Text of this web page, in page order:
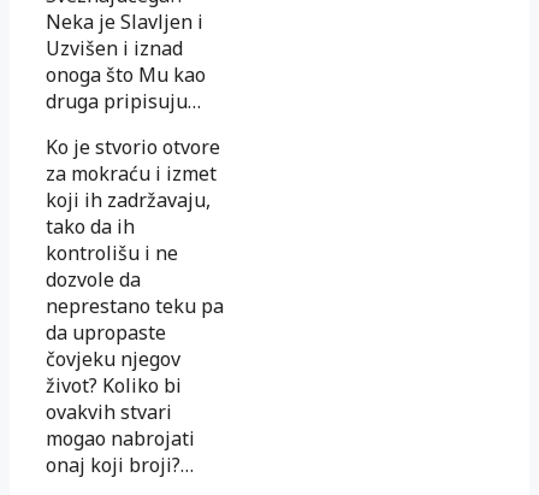
Neka je Slavljen i
Uzvišen i iznad
onoga što Mu kao
druga pripisuju…
Ko je stvorio otvore
za mokraću i izmet
koji ih zadržavaju,
tako da ih
kontrolišu i ne
dozvole da
neprestano teku pa
da upropaste
čovjeku njegov
život? Koliko bi
ovakvih stvari
mogao nabrojati
onaj koji broji?…